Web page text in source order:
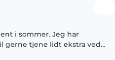
i sommer. Jeg har
gerne tjene lidt ekstra ved